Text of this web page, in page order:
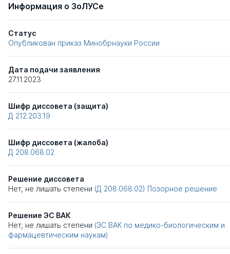
Информация о ЗоЛУСе
Статус
Опубликован приказ Минобрнауки России
Дата подачи заявления
27.11.2023
Шифр диссовета (защита)
Д 212.203.19
Шифр диссовета (жалоба)
Д 208.068.02
Решение диссовета
Нет, не лишать степени (Д 208.068.02) Позорное решение
Решение ЭС ВАК
Нет, не лишать степени (ЭС ВАК по медико-биологическим и
фармацевтическим наукам)